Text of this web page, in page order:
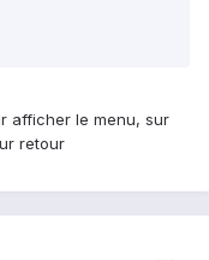
afficher le menu, sur
retour